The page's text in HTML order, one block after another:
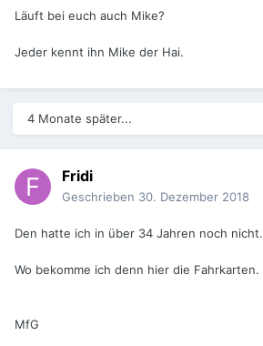
Läuft bei euch auch Mike?
Jeder kennt ihn Mike der Hai.
4 Monate später...
Fridi
Geschrieben 30. Dezember 2018
Den hatte ich in über 34 Jahren noch nicht.
Wo bekomme ich denn hier die Fahrkarten.
MfG